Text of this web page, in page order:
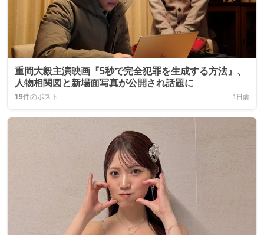
重岡大毅主演映画『5秒で完全犯罪を生成する方法』、
人物相関図と新場面写真が公開され話題に
19件のポスト 1日前